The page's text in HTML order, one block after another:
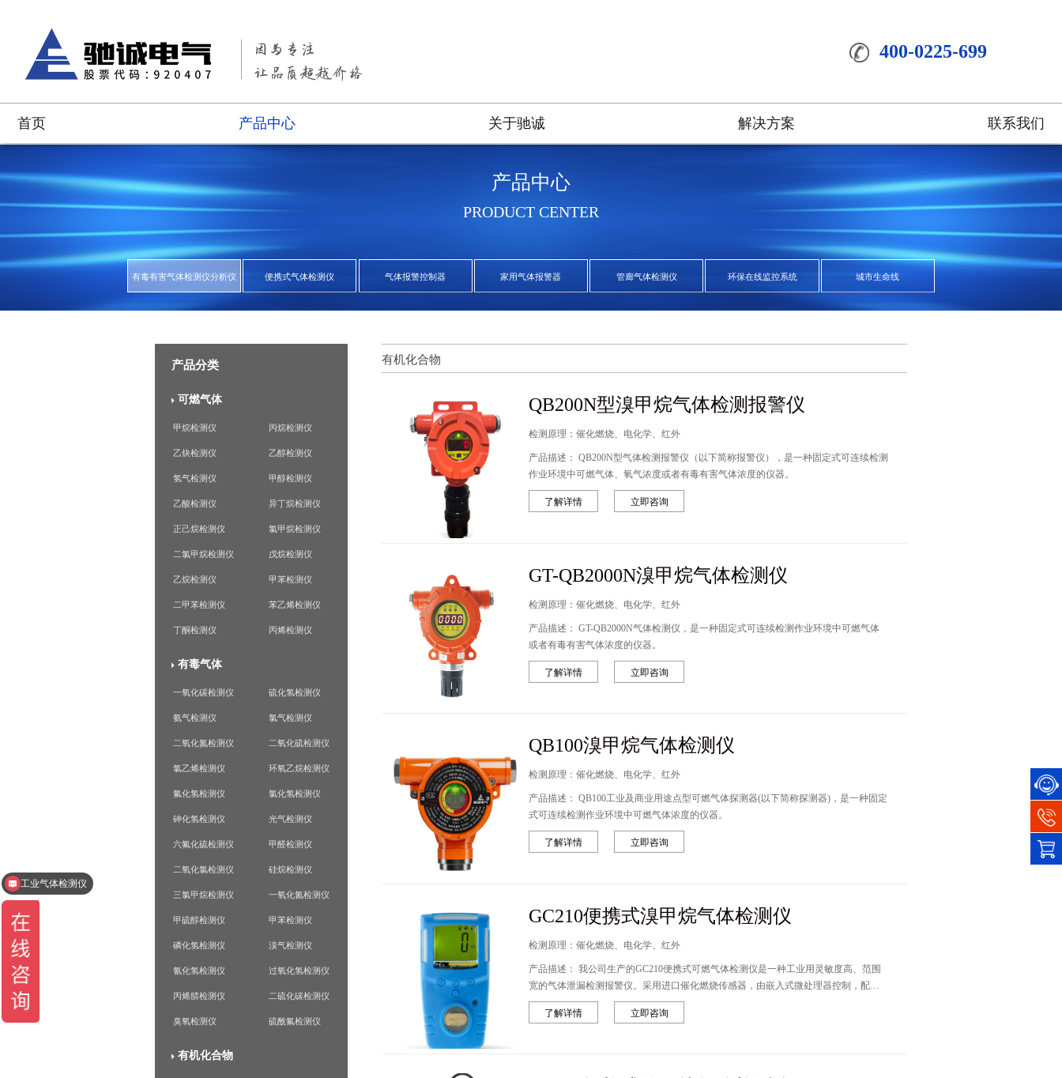
400-0225-699
首页 产品中心 关于驰诚 解决方案 联系我们
产品中心
PRODUCT CENTER
有毒有害气体检测仪分析仪 便携式气体检测仪 气体报警控制器 家用气体报警器 管廊气体检测仪 环保在线监控系统 城市生命线
产品分类
可燃气体
甲烷检测仪 丙烷检测仪
乙炔检测仪 乙醇检测仪
氢气检测仪 甲醇检测仪
乙酸检测仪 异丁烷检测仪
正己烷检测仪 氯甲烷检测仪
二氯甲烷检测仪 戊烷检测仪
乙烷检测仪 甲苯检测仪
二甲苯检测仪 苯乙烯检测仪
丁酮检测仪 丙烯检测仪
有毒气体
一氧化碳检测仪 硫化氢检测仪
氨气检测仪 氯气检测仪
二氧化氮检测仪 二氧化硫检测仪
氯乙烯检测仪 环氧乙烷检测仪
氟化氢检测仪 氯化氢检测仪
砷化氢检测仪 光气检测仪
六氟化硫检测仪 甲醛检测仪
二氧化氯检测仪 硅烷检测仪
三氯甲烷检测仪 一氧化氮检测仪
甲硫醇检测仪 甲苯检测仪
磷化氢检测仪 溴气检测仪
氰化氢检测仪 过氧化氢检测仪
丙烯腈检测仪 二硫化碳检测仪
臭氧检测仪 硫酰氟检测仪
有机化合物
有机化合物
QB200N型溴甲烷气体检测报警仪
检测原理：催化燃烧、电化学、红外
产品描述： QB200N型气体检测报警仪（以下简称报警仪），是一种固定式可连续检测
作业环境中可燃气体、氧气浓度或者有毒有害气体浓度的仪器。
了解详情 立即咨询
GT-QB2000N溴甲烷气体检测仪
检测原理：催化燃烧、电化学、红外
产品描述： GT-QB2000N气体检测仪，是一种固定式可连续检测作业环境中可燃气体
或者有毒有害气体浓度的仪器。
了解详情 立即咨询
QB100溴甲烷气体检测仪
检测原理：催化燃烧、电化学、红外
产品描述： QB100工业及商业用途点型可燃气体探测器(以下简称探测器)，是一种固定
式可连续检测作业环境中可燃气体浓度的仪器。
了解详情 立即咨询
GC210便携式溴甲烷气体检测仪
检测原理：催化燃烧、电化学、红外
产品描述： 我公司生产的GC210便携式可燃气体检测仪是一种工业用灵敏度高、范围
宽的气体泄漏检测报警仪。采用进口催化燃烧传感器，由嵌入式微处理器控制，配合
大规模数字集成电路和微功耗元器件
了解详情
立即咨询
工业气体检测仪